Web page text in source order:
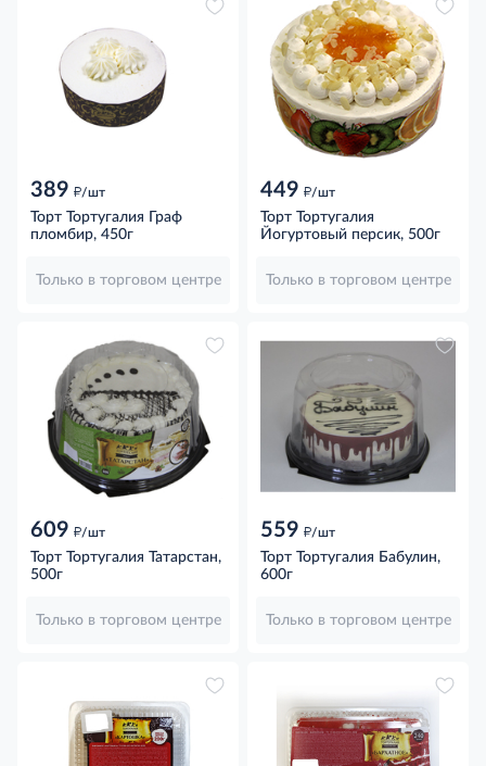
389 д/шт
Торт Тортугалия Граф
пломбир, 450г
Только в торговом центре
449 д/шт
Торт Тортугалия
Йогуртовый персик, 500г
Только в торговом центре
609 д/шт
Торт Тортугалия Татарстан,
500г
Только в торговом центре
559 д/шт
Торт Тортугалия Бабулин,
600г
Только в торговом центре